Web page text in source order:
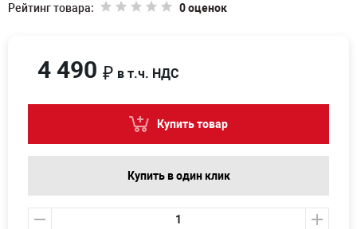
Рейтинг товара:
0 оценок
4 490 ₽ в т.ч. НДС
Купить товар
Купить в один клик